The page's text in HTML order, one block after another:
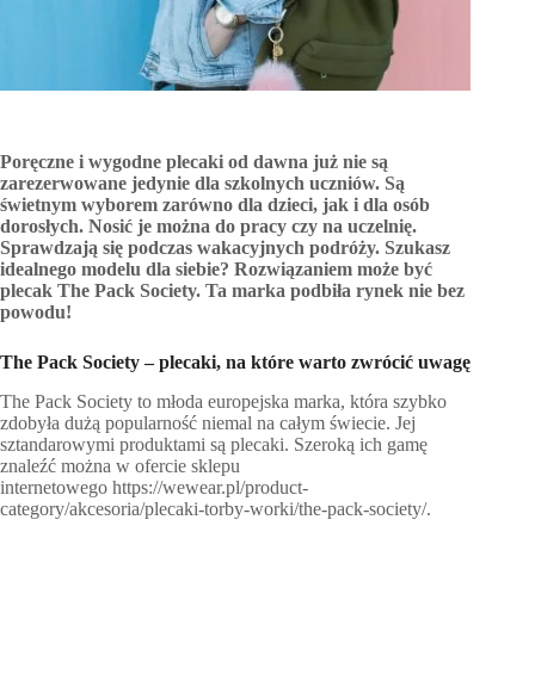
Poręczne i wygodne plecaki od dawna już nie są
zarezerwowane jedynie dla szkolnych uczniów. Są
świetnym wyborem zarówno dla dzieci, jak i dla osób
dorosłych. Nosić je można do pracy czy na uczelnię.
Sprawdzają się podczas wakacyjnych podróży. Szukasz
idealnego modelu dla siebie? Rozwiązaniem może być
plecak The Pack Society. Ta marka podbiła rynek nie bez
powodu!
The Pack Society – plecaki, na które warto zwrócić uwagę
The Pack Society to młoda europejska marka, która szybko
zdobyła dużą popularność niemal na całym świecie. Jej
sztandarowymi produktami są plecaki. Szeroką ich gamę
znaleźć można w ofercie sklepu
internetowego https://wewear.pl/product-
category/akcesoria/plecaki-torby-worki/the-pack-society/.